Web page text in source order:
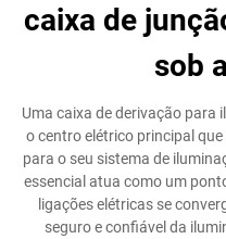
caixa de
sob
Uma caixa de derivação para
o centro elétrico principal
para o seu sistema de
essencial atua como um
ligações elétricas se
seguro e confiável da